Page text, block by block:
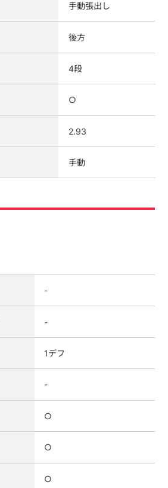
手動張出し
後方
4段
○
2.93
手動
-
-
1デフ
-
○
○
○